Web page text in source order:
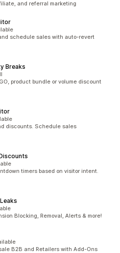
and referral marketing
schedule sales with auto-revert
Breaks
product bundle or volume discount
discounts. Schedule sales
timers based on visitor intent.
Blocking, Removal, Alerts & more!
B2B and Retailers with Add-Ons